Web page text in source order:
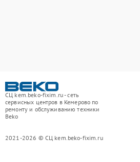
СЦ kem.beko-fixim.ru - сеть
сервисных центров в Кемерово по
ремонту и обслуживанию техники
Beko
2021-2026 © СЦ kem.beko-fixim.ru